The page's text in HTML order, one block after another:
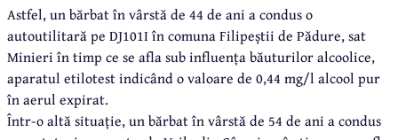
Astfel, un bărbat în vârstă de 44 de ani a condus o
autoutilitară pe DJ101I în comuna Filipeștii de Pădure, sat
Minieri în timp ce se afla sub influența băuturilor alcoolice,
aparatul etilotest indicând o valoare de 0,44 mg/l alcool pur
în aerul expirat.
Într-o altă situație, un bărbat în vârstă de 54 de ani a condus